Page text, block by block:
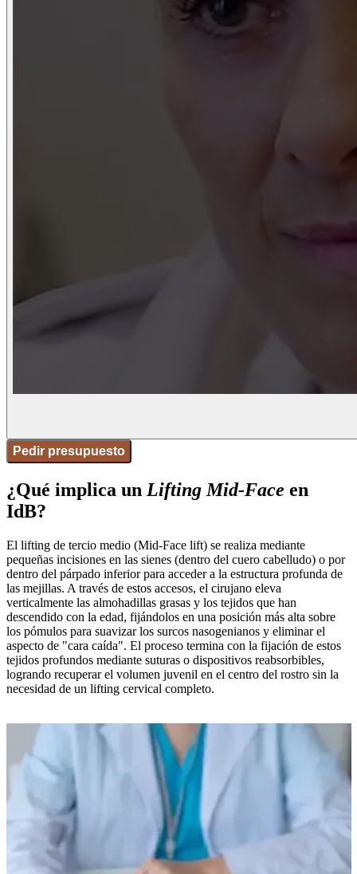
Pedir presupuesto
¿Qué implica un Lifting Mid-Face en
IdB?
El lifting de tercio medio (Mid-Face lift) se realiza mediante
pequeñas incisiones en las sienes (dentro del cuero cabelludo) o por
dentro del párpado inferior para acceder a la estructura profunda de
las mejillas. A través de estos accesos, el cirujano eleva
verticalmente las almohadillas grasas y los tejidos que han
descendido con la edad, fijándolos en una posición más alta sobre
los pómulos para suavizar los surcos nasogenianos y eliminar el
aspecto de "cara caída". El proceso termina con la fijación de estos
tejidos profundos mediante suturas o dispositivos reabsorbibles,
logrando recuperar el volumen juvenil en el centro del rostro sin la
necesidad de un lifting cervical completo.